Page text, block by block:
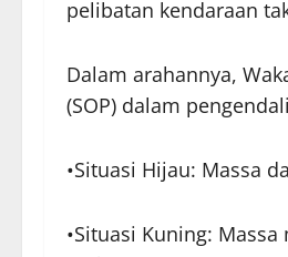
pelibatan kendaraan
Dalam arahannya,
(SOP) dalam
•Situasi Hijau: Massa
•Situasi Kuning: